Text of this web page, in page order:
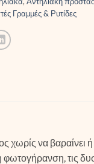
Γραμμές & Ρυτίδες
χωρίς να βαραίνει
τις